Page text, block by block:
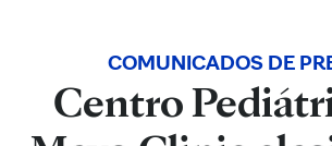
COMUNICADOS DE
Centro